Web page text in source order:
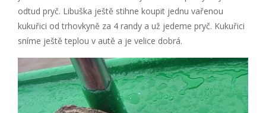
odtud pryč. Libuška ještě stihne koupit jednu vařenou
kukuřici od trhovkyně za 4 randy a už jedeme pryč. Kukuřici
sníme ještě teplou v autě a je velice dobrá.